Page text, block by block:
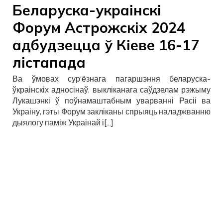
Беларуска-украінскі
Форум Астрожскіх 2024
адбудзецца ў Кіеве 16-17
лістапада
Ва ўмовах сур’ёзнага пагаршэння беларуска-
ўкраінскіх адносінаў, выкліканага саўдзелам рэжыму
Лукашэнкі ў поўнамаштабным уварванні Расіі ва
Украіну, гэты Форум закліканы спрыяць наладжванню
дыялогу паміж Украінай і[…]